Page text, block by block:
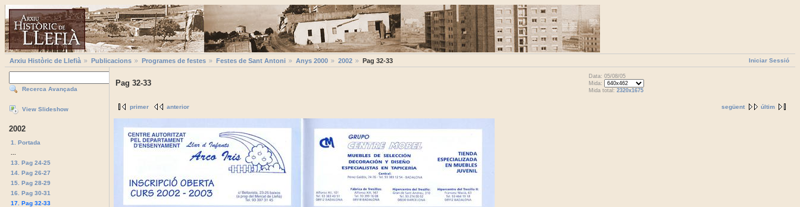
Iniciar Sessió
Arxiu Històric de Llefià Publicacions Programes de festes Festes de Sant Antoni Anys 2000 2002 Pag 32-33
Recerca Avançada
View Slideshow
2002
1. Portada
13. Pag 24-25
14. Pag 26-27
15. Pag 28-29
16. Pag 30-31
17. Pag 32-33
Pag 32-33
Data: 05/08/05
Mida:
Mida total: 2320x1675
següent últim
primer anterior